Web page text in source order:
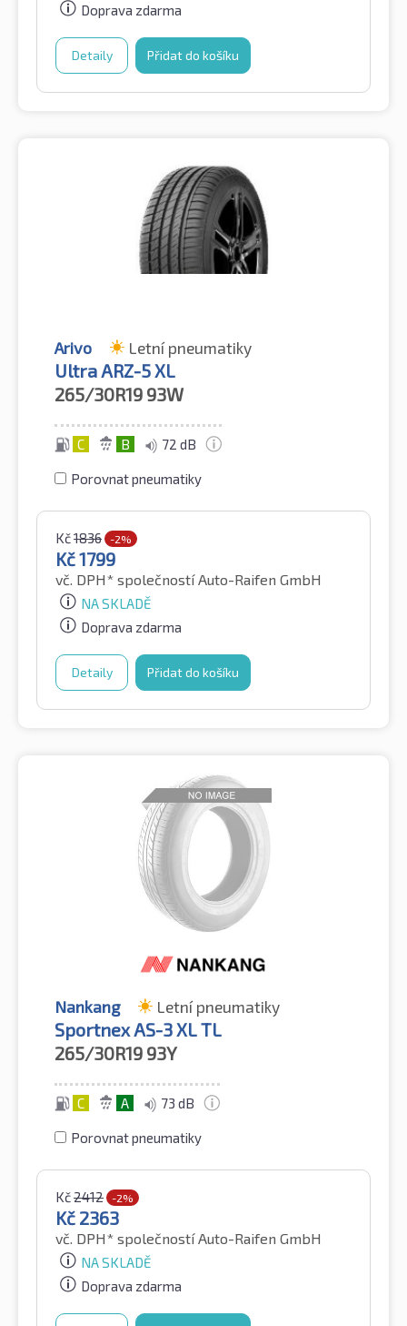
Doprava zdarma
Detaily Přidat do košíku
Arivo Letní pneumatiky
Ultra ARZ-5 XL
265/30R19 93W
C B 72 dB
Porovnat pneumatiky
Kč1836 -2%
Kč1799
vč. DPH* společností Auto-Raifen GmbH
NA SKLADĚ
Doprava zdarma
Detaily Přidat do košíku
Nankang Letní pneumatiky
Sportnex AS-3 XL TL
265/30R19 93Y
C A 73 dB
Porovnat pneumatiky
Kč2412 -2%
Kč 2363
vč. DPH* společností Auto-Raifen GmbH
NA SKLADĚ
Doprava zdarma